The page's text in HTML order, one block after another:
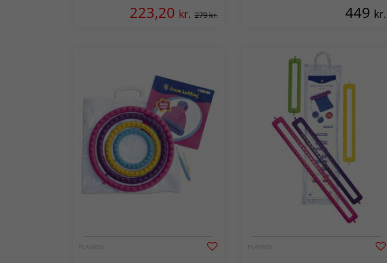
223,20 kr. 279 kr. 449 kr.
PLAYBOX PLAYBOX